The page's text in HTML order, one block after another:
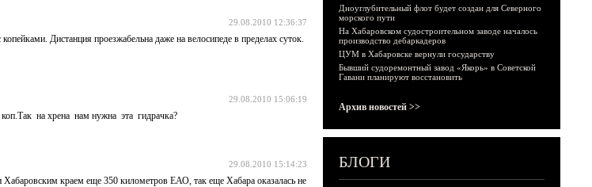
29.08.2010 12:36:37
Дистанция проезжабельна даже на велосипеде в пределах суток.
29.08.2010 15:06:19
на хрена нам нужна эта гидрачка?
29.08.2010 15:14:23
краем еще 350 километров ЕАО, так еще Хабара оказалась не
Дноуглубительный флот будет создан для Северного
морского пути
На Хабаровском судостроительном заводе началось
производство дебаркадеров
ЦУМ в Хабаровске вернули государству
Бывший судоремонтный завод «Якорь» в Советской
Гавани планируют восстановить
Архив новостей >>
БЛОГИ